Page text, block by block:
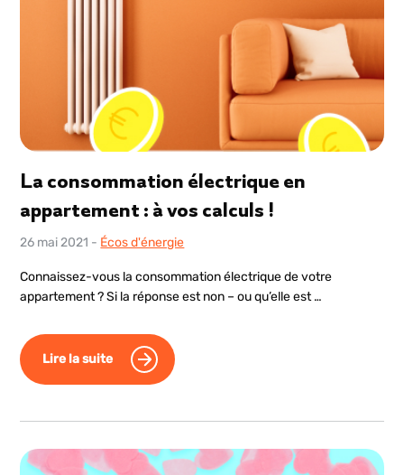
La consommation électrique en
appartement : à vos calculs !
26 mai 2021 - Écos d'énergie
Connaissez-vous la consommation électrique de votre
appartement ? Si la réponse est non – ou qu’elle est …
Lire la suite